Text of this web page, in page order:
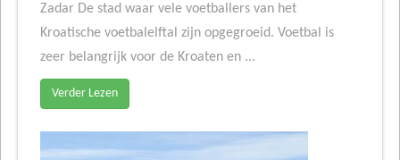
Zadar De stad waar vele voetballers van het
Kroatische voetbalelftal zijn opgegroeid. Voetbal is
zeer belangrijk voor de Kroaten en ...
Verder Lezen